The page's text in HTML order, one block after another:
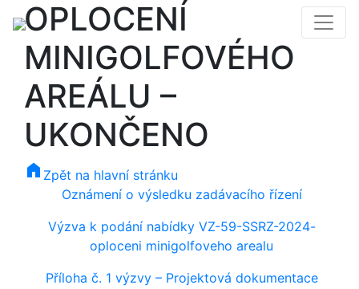
OPLOCENÍ
MINIGOLFOVÉHO
AREÁLU –
UKONČENO
home Zpět na hlavní stránku
Oznámení o výsledku zadávacího řízení
Výzva k podání nabídky VZ-59-SSRZ-2024-
oploceni minigolfoveho arealu
Příloha č. 1 výzvy – Projektová dokumentace